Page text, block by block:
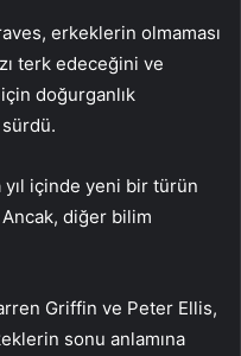
erkeklerin olmaması
terk edeceğini ve
doğurganlık
sürdü.
içinde yeni bir türün
diğer bilim
Griffin ve Peter Ellis,
sonu anlamına